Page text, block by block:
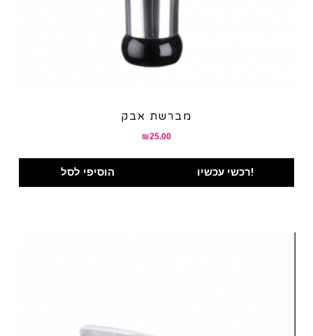
מברשת אבק
₪25.00
הוסיפי לסל רכשי עכשיו!